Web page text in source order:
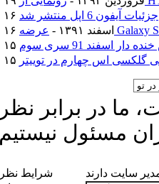
جزئیات آیفون 6 اپل منتشر شد
۱۶ اسفند ۱۳۹۱ -
اسفند 91 سری سوم
اس چهارم در توییتر
در برابر نظر
مسئول نیستیم
شرایط نظر
سایت دارند